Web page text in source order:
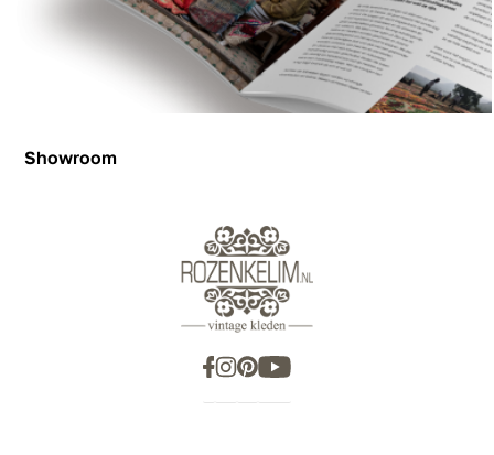
Showroom